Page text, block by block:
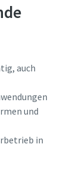
auch
und
in